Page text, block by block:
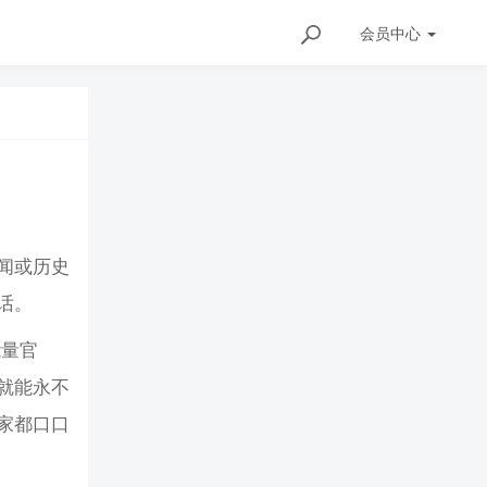
会员中心
或历史
。
官
能永不
都口口